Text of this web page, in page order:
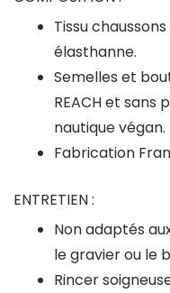
Tissu
élasthanne.
Semelles et
REACH et
nautique végan.
Fabrication
ENTRETIEN :
Non adaptés
le gravier ou le
Rincer